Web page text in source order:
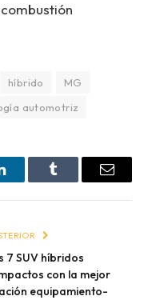
híbrido
MG
automotriz
Tumblr Email
7 SUV híbridos
con la mejor
equipamiento-